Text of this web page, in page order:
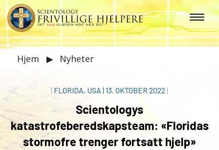
Hjem ▶ Nyheter
| FLORIDA, USA | 13. OKTOBER 2022 |
Scientologys
katastrofeberedskapsteam: «Floridas
stormofre trenger fortsatt hjelp»